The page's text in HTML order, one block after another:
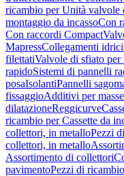
ricambio per Unità valvole
montaggio da incassoCon
Con raccordi Compact
MapressCollegamenti
filettatiValvole di sfiato per
rapidoSistemi di pannelli
posaIsolantiPannelli
fissaggioAdditivi per
dilatazioneReggicurve
ricambio per Cassette da
collettori, in metalloPezzi
collettori, in metallo
Assortimento di collettori
pavimentoPezzi di